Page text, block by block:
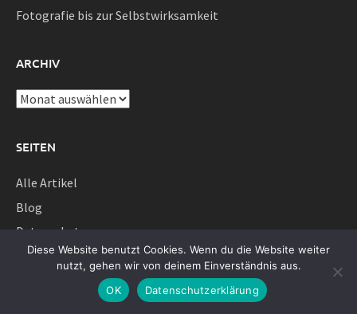
Fotografie bis zur Selbstwirksamkeit
ARCHIV
Archiv
SEITEN
Alle Artikel
Blog
Datenschutz
Erfahrungen mit der Fotografie
Diese Website benutzt Cookies. Wenn du die Website weiter
nutzt, gehen wir von deinem Einverständnis aus.
OK
Datenschutzerklärung